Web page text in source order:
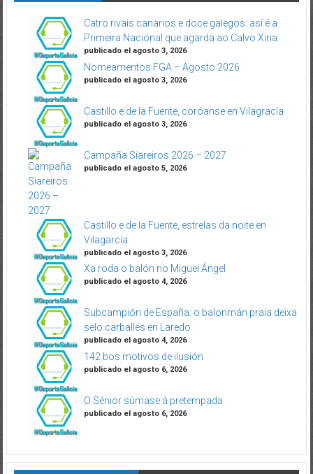
Catro rivais canarios e doce galegos: así é a
Primeira Nacional que agarda ao Calvo Xiria
publicado el agosto 3, 2026
Nomeamentos FGA – Agosto 2026
publicado el agosto 3, 2026
Castillo e de la Fuente, coróanse en Vilagracía
publicado el agosto 3, 2026
Campaña Siareiros 2026 – 2027
publicado el agosto 5, 2026
Castillo e de la Fuente, estrelas da noite en
Vilagarcía
publicado el agosto 3, 2026
Xa roda o balón no Miguel Ángel
publicado el agosto 4, 2026
Subcampión de España: o balonmán praia deixa
selo carballés en Laredo
publicado el agosto 4, 2026
142 bos motivos de ilusión
publicado el agosto 6, 2026
O Sénior súmase á pretempada
publicado el agosto 6, 2026